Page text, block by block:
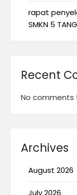
rapat
SMKN 5
Recent
No comments
Archives
August 2026